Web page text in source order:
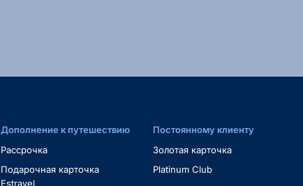
Дополнение к путешествию
Рассрочка
Подарочная карточка
Estravel
Постоянному клиенту
Золотая карточка
Platinum Club